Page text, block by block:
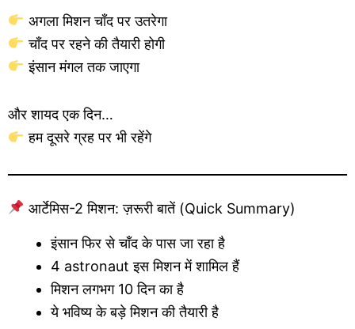
अगला मिशन चाँद पर उतरेगा
चाँद पर रहने की तैयारी होगी
इंसान मंगल तक जाएगा
और शायद एक दिन…
हम दूसरे ग्रह पर भी रहेंगे
आर्टेमिस-2 मिशन: ज़रूरी बातें (Quick Summary)
इंसान फिर से चाँद के पास जा रहा है
4 astronaut इस मिशन में शामिल हैं
मिशन लगभग 10 दिन का है
ये भविष्य के बड़े मिशन की तैयारी है